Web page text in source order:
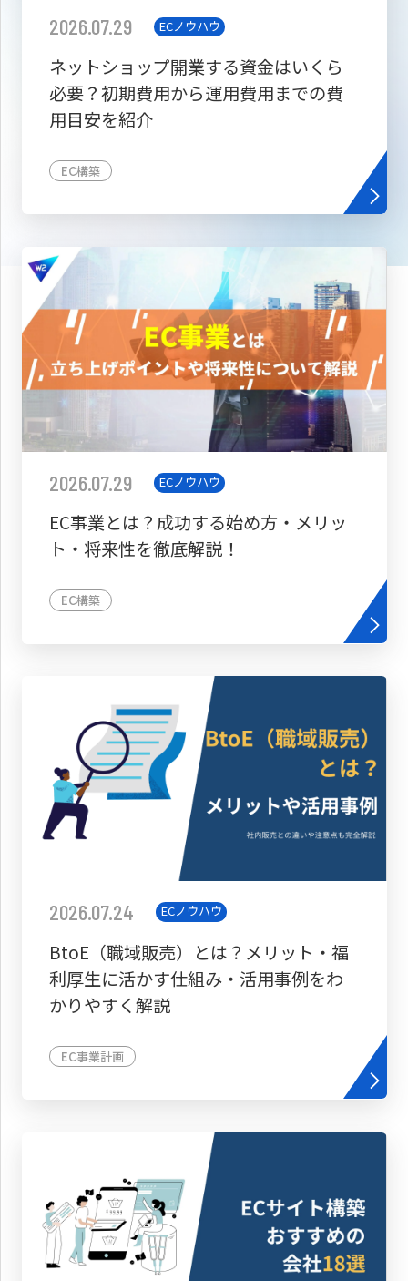
2026.07.29 ECノウハウ
ネットショップ開業する資金はいくら
必要？初期費用から運用費用までの費
用目安を紹介
EC構築
2026.07.29 ECノウハウ
EC事業とは？成功する始め方・メリッ
ト・将来性を徹底解説！
EC構築
2026.07.24 ECノウハウ
BtoE（職域販売）とは？メリット・福
利厚生に活かす仕組み・活用事例をわ
かりやすく解説
EC事業計画